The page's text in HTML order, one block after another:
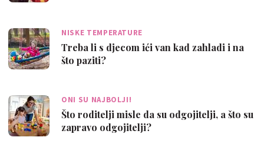
NISKE TEMPERATURE
Treba li s djecom ići van kad zahladi i na
što paziti?
ONI SU NAJBOLJI!
Što roditelji misle da su odgojitelji, a što su
zapravo odgojitelji?